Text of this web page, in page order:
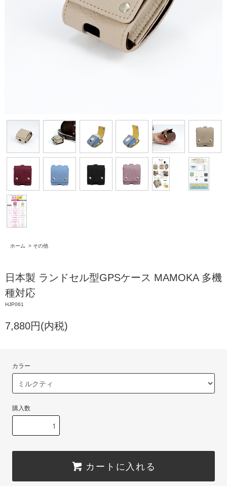
ホーム > その他
日本製 ランドセル型GPSケース MAMOKA 多機
種対応
HJP061
7,880円(内税)
カラー
購入数
カートに入れる